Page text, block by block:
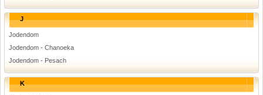
J
Jodendom
Jodendom - Chanoeka
Jodendom - Pesach
K